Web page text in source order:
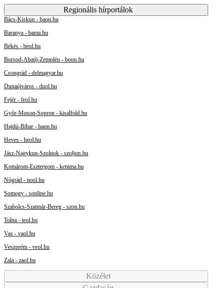
Regionális hírportálok
Bács-Kiskun - baon.hu
Baranya - bama.hu
Békés - beol.hu
Borsod-Abaúj-Zemplén - boon.hu
Csongrád - delmagyar.hu
Dunaújváros - duol.hu
Fejér - feol.hu
Győr-Moson-Sopron - kisalfold.hu
Hajdú-Bihar - haon.hu
Heves - heol.hu
Jász-Nagykun-Szolnok - szoljon.hu
Komárom-Esztergom - kemma.hu
Nógrád - nool.hu
Somogy - sonline.hu
Szabolcs-Szatmár-Bereg - szon.hu
Tolna - teol.hu
Vas - vaol.hu
Veszprém - veol.hu
Zala - zaol.hu
Közélet